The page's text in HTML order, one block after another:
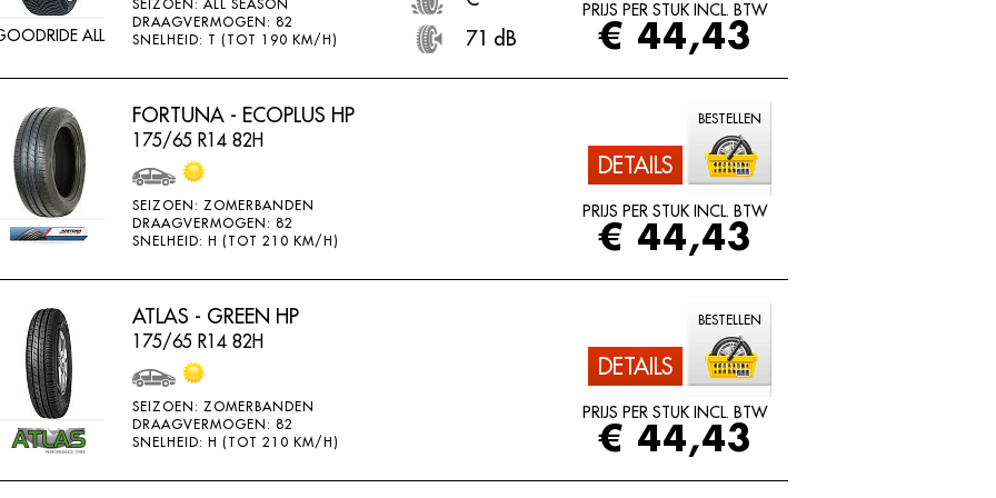
ALL
SEIZOEN: ALL SEASON
DRAAGVERMOGEN: 82
SNELHEID: T (TOT 190 KM/H)
71 dB
PRIJS PER STUK INCL. BTW
€ 44,43
FORTUNA - ECOPLUS HP
175/65 R14 82H
SEIZOEN: ZOMERBANDEN
DRAAGVERMOGEN: 82
SNELHEID: H (TOT 210 KM/H)
DETAILS
BESTELLEN
PRIJS PER STUK INCL. BTW
€ 44,43
ATLAS - GREEN HP
175/65 R14 82H
SEIZOEN: ZOMERBANDEN
DRAAGVERMOGEN: 82
SNELHEID: H (TOT 210 KM/H)
DETAILS
BESTELLEN
PRIJS PER STUK INCL. BTW
€ 44,43